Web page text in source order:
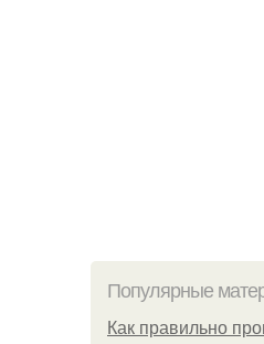
Популярные
Как правильно